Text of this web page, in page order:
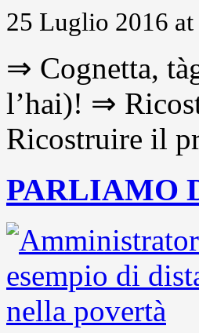
25 Luglio 2016 at
⇒ Cognetta,
l’hai)! ⇒
Ricostruire il
PARLIAMO